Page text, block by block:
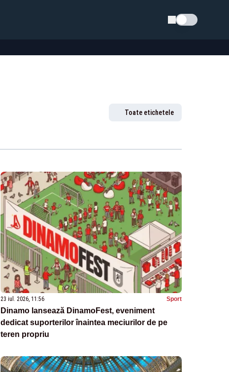
Schimba tema
Toate etichetele
23 iul. 2026, 11:56 Sport
Dinamo lansează DinamoFest, eveniment
dedicat suporterilor înaintea meciurilor de pe
teren propriu